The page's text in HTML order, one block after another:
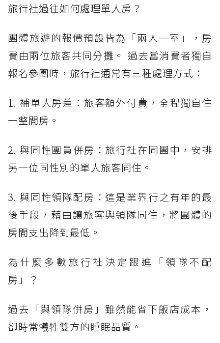
旅行社過往如何處理單人房？
團體旅遊的報價預設皆為「兩人一室」，房
費由兩位旅客共同分攤。 過去當消費者獨自
報名參團時，旅行社通常有三種處理方式：
1. 補單人房差：旅客額外付費，全程獨自住
一整間房。
2. 與同性團員併房：旅行社在同團中，安排
另一位同性別的單人旅客同住。
3. 與同性領隊配房：這是業界行之有年的最
後手段，藉由讓旅客與領隊同住，將團體的
房間支出降到最低。
為什麼多數旅行社決定跟進「領隊不配
房」？
過去「與領隊併房」雖然能省下飯店成本，
卻時常犧牲雙方的睡眠品質。